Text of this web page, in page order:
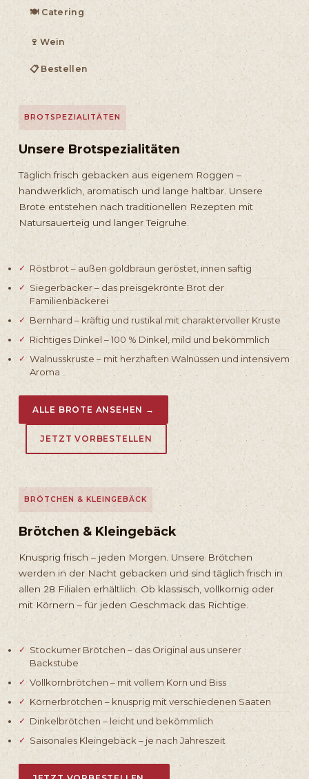
🍽 Catering
🍷 Wein
📋 Bestellen
BROTSPEZIALITÄTEN
Unsere Brotspezialitäten
Täglich frisch gebacken aus eigenem Roggen –
handwerklich, aromatisch und lange haltbar. Unsere
Brote entstehen nach traditionellen Rezepten mit
Natursauerteig und langer Teigruhe.
Röstbrot – außen goldbraun geröstet, innen saftig
Siegerbäcker – das preisgekrönte Brot der
Familienbäckerei
Bernhard – kräftig und rustikal mit charaktervoller Kruste
Richtiges Dinkel – 100 % Dinkel, mild und bekömmlich
Walnusskruste – mit herzhaften Walnüssen und intensivem
Aroma
ALLE BROTE ANSEHEN →
JETZT VORBESTELLEN
BRÖTCHEN & KLEINGEBÄCK
Brötchen & Kleingebäck
Knusprig frisch – jeden Morgen. Unsere Brötchen
werden in der Nacht gebacken und sind täglich frisch in
allen 28 Filialen erhältlich. Ob klassisch, vollkornig oder
mit Körnern – für jeden Geschmack das Richtige.
Stockumer Brötchen – das Original aus unserer
Backstube
Vollkornbrötchen – mit vollem Korn und Biss
Körnerbrötchen – knusprig mit verschiedenen Saaten
Dinkelbrötchen – leicht und bekömmlich
Saisonales Kleingebäck – je nach Jahreszeit